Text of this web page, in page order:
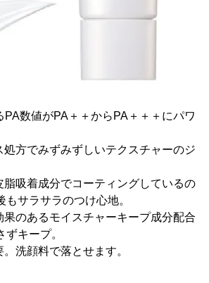
PA数値がPA＋＋からPA＋＋＋にパワ
処方でみずみずしいテクスチャーのジ
脂吸着成分でコーティングしているの
サラサラのつけ心地。
のあるモイスチャーキープ成分配合
キープ。
洗顔料で落とせます。